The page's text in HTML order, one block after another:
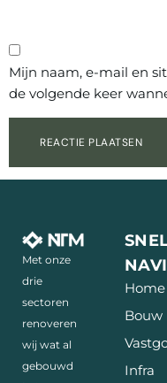
Mijn naam, e-mail en
de volgende keer
Met onze
drie
sectoren
renoveren
wij wat al
gebouwd
Home
Bouw
Infra